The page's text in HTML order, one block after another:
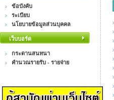
ข้อบังคับ
ระเบียบ
นโยบายข้อมูลส่วนบุคคล
เว็บบอร์ด
กระดานสนทนา
คำนวณรายรับ - รายจ่าย